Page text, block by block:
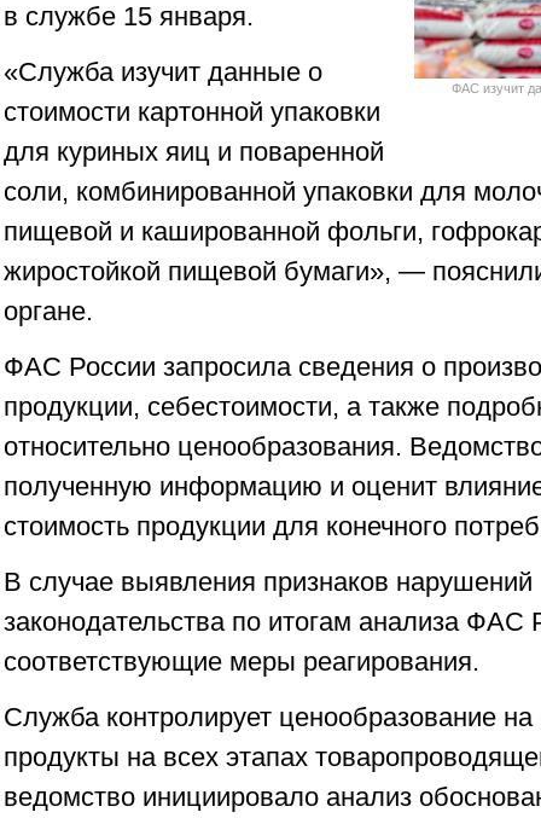
ФАС изучит
в службе 15 января.
«Служба изучит данные о
стоимости картонной упаковки
для куриных яиц и поваренной
соли, комбинированной упаковки для
пищевой и кашированной фольги,
жиростойкой пищевой бумаги», —
органе.
ФАС России запросила сведения о
продукции, себестоимости, а также
относительно ценообразования.
полученную информацию и оценит
стоимость продукции для конечного
В случае выявления признаков нарушений
законодательства по итогам анализа ФАС
соответствующие меры реагирования.
Служба контролирует ценообразование
продукты на всех этапах
ведомство инициировало анализ